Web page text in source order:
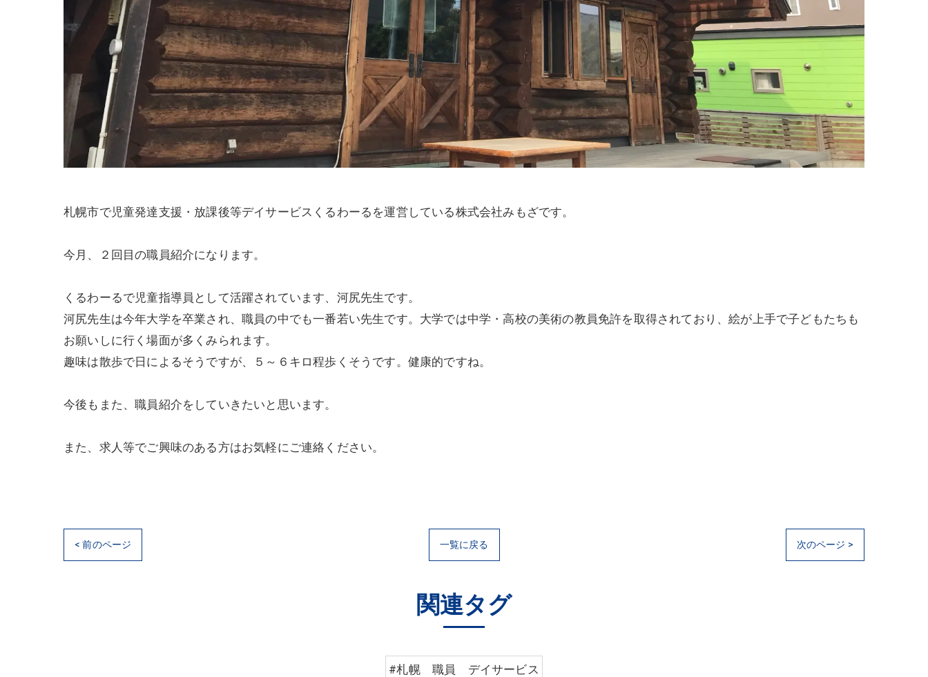
札幌市で児童発達支援・放課後等デイサービスくるわーるを運営している株式会社みもざです。
今月、２回目の職員紹介になります。
くるわーるで児童指導員として活躍されています、河尻先生です。
河尻先生は今年大学を卒業され、職員の中でも一番若い先生です。大学では中学・高校の美術の教員免許を取得されており、絵が上手で子どもたちも
お願いしに行く場面が多くみられます。
趣味は散歩で日によるそうですが、５～６キロ程歩くそうです。健康的ですね。
今後もまた、職員紹介をしていきたいと思います。
また、求人等でご興味のある方はお気軽にご連絡ください。
< 前のページ 一覧に戻る 次のページ >
関連タグ
#札幌 職員 デイサービス